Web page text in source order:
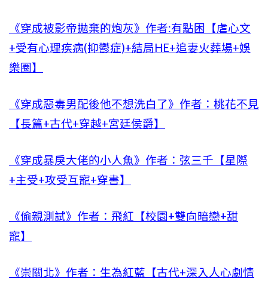
《穿成被影帝拋棄的炮灰》作者:有點困【虐心文
+受有心理疾病(抑鬱症)+結局HE+追妻火葬場+娛
樂圈】
《穿成惡毒男配後他不想洗白了》作者：桃花不見
【長篇+古代+穿越+宮廷侯爵】
《穿成暴戾大佬的小人魚》作者：弦三千【星際
+主受+攻受互寵+穿書】
《偷親測試》作者：飛紅【校園+雙向暗戀+甜
寵】
《崇關北》作者：生為紅藍【古代+深入人心劇情